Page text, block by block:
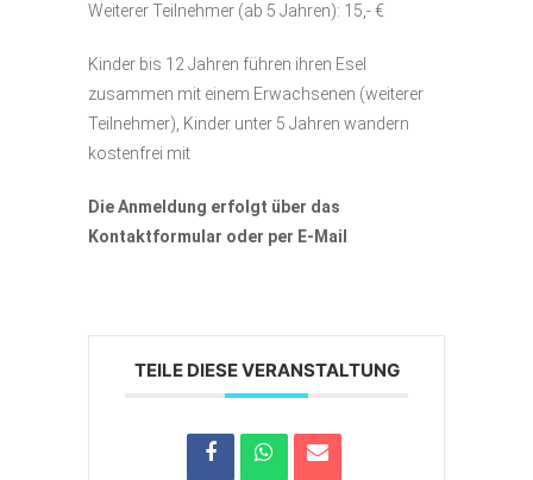
Weiterer Teilnehmer (ab 5 Jahren): 15,- €
Kinder bis 12 Jahren führen ihren Esel
zusammen mit einem Erwachsenen (weiterer
Teilnehmer), Kinder unter 5 Jahren wandern
kostenfrei mit
Die Anmeldung erfolgt über das
Kontaktformular oder per E-Mail
TEILE DIESE VERANSTALTUNG